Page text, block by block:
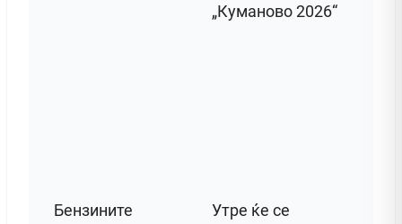
„Куманово 2026“
Бензините
Утре ќе се